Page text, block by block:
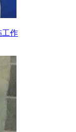
工作